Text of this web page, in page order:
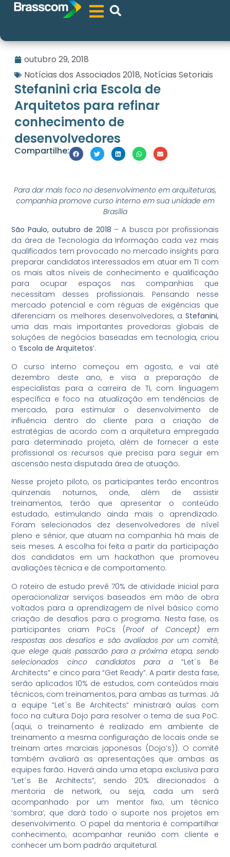
outubro 29, 2018
Notícias dos Associados 2018, Notícias Setoriais
Stefanini cria Escola de
Arquitetos para refinar
conhecimento de
desenvolvedores
Compartilhe:
Para dar mais foco no desenvolvimento em arquiteturas,
companhia promove curso interno em sua unidade em
Brasília
São Paulo, outubro de 2018 – A busca por profissionais
da área de Tecnologia da Informação cada vez mais
qualificados tem provocado no mercado insights para
preparar candidatos interessados em atuar em TI com
os mais altos níveis de conhecimento e qualificação
para ocupar espaços nas companhias que
necessitam desses profissionais. Pensando nesse
mercado potencial e com réguas de exigências que
diferenciam os melhores desenvolvedores, a Stefanini,
uma das mais importantes provedoras globais de
soluções de negócios baseadas em tecnologia, criou
o‘Escola de Arquitetos’.
O curso interno começou em agosto, e vai até
dezembro deste ano, e visa a preparação de
especialistas para a carreira de TI, com linguagem
específica e foco na atualização em tendências de
mercado, para estimular o desenvolvimento de
influência dentro do cliente para a criação de
estratégias de acordo com a arquitetura empregada
para determinado projeto, além de fornecer a este
profissional os recursos que precisa para seguir em
ascensão nesta disputada área de atuação.
Nesse projeto piloto, os participantes terão encontros
quinzenais noturnos, onde, além de assistir
treinamentos, terão que apresentar o conteúdo
estudado, estimulando ainda mais o aprendizado.
Foram selecionados dez desenvolvedores de nível
pleno e sênior, que atuam na companhia há mais de
seis meses. A escolha foi feita a partir da participação
dos candidatos em um hackathon que promoveu
avaliações técnica e de comportamento.
O roteiro de estudo prevê 70% de atividade inicial para
operacionalizar serviços baseados em mão de obra
voltados para a aprendizagem de nível básico como
criação de desafios para o programa. Nesta fase, os
participantes criam PoCs (Proof of Concept) em
respostas aos desafios e são avaliados por um comitê,
que elege quais passarão para a próxima etapa, sendo
selecionados cinco candidatos para a“Let´s Be
Architects” e cinco para “Get Ready”. A partir desta fase,
serão aplicados 10% de estudos, com conteúdos mais
técnicos, com treinamentos, para ambas as turmas. Já
a equipe “Let´s Be Architects” ministrará aulas com
foco na cultura Dojo para resolver o tema de sua PoC.
(aqui, o treinamento é realizado em ambiente de
treinamento a mesma configuração de locais onde se
treinam artes marciais japonesas (Dojo’s)). O comitê
também avaliará as apresentações que ambas as
equipes farão. Haverá ainda uma etapa exclusiva para
“Let´s Be Architects”, sendo 20% direcionados à
mentoria de network, ou seja, cada um será
acompanhado por um mentor fixo, um técnico
‘sombra’, que dará todo o suporte nos projetos em
desenvolvimento. O papel da mentoria é compartilhar
conhecimento, acompanhar reunião com cliente e
conhecer um bom padrão arquitetural.